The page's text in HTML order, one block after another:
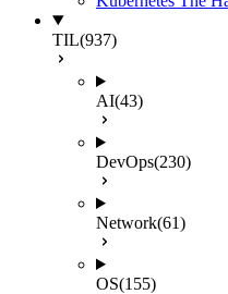
TIL(937)
AI(43)
DevOps(230)
Network(61)
OS(155)